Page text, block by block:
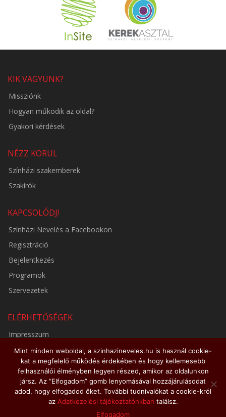
KIK VAGYUNK?
Missziónk
Hogyan működik az oldal?
Gyakori kérdések
NÉZZ KÖRÜL
Színházi szakemberek
Szakírók
KAPCSOLÓDJ!
Színházi Nevelés a Facebookon
Regisztráció
Bejelentkezés
Programok
Szervezetek
ELÉRHETŐSÉGEK
Impresszum
Adatkezelési tájékoztató
Médiaajánlat
© 2026 - szinhazineveles.hu
Mint minden weboldal, a szinhazineveles.hu is használ cookie-
kat a megfelelő működés érdekében és hogy kellemesebb
felhasználói élményben legyen részed, amikor az oldalunkon
jársz. Az “Elfogadom” gomb lenyomásával hozzájárulásodat
adod, hogy elfogadod őket. További tudnivalókat a cookie-król
az Adatkezelési tájékoztatónkban találsz.
Elfogadom